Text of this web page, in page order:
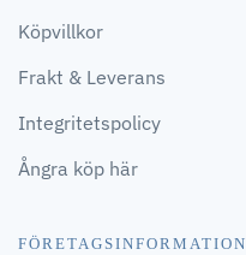
Köpvillkor
Frakt & Leverans
Integritetspolicy
Ångra köp här
FÖRETAGSINFORMATION